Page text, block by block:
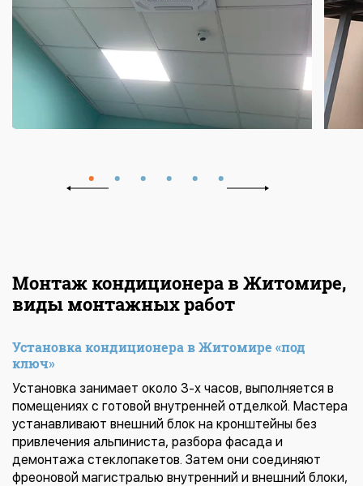
Монтаж кондиционера в Житомире,
виды монтажных работ
Установка кондиционера в Житомире «под
ключ»
Установка занимает около 3-х часов, выполняется в
помещениях с готовой внутренней отделкой. Мастера
устанавливают внешний блок на кронштейны без
привлечения альпиниста, разбора фасада и
демонтажа стеклопакетов. Затем они соединяют
фреоновой магистралью внутренний и внешний блоки,